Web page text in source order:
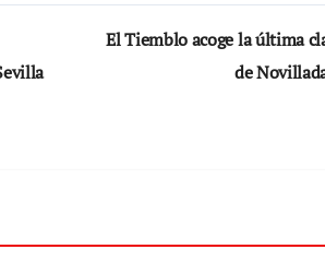
El Tiemblo acoge la última
de